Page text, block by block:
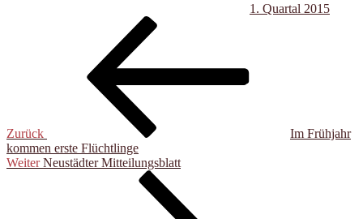
1. Quartal 2015
Beitragsnavigation
Zurück
Im Frühjahr
kommen erste Flüchtlinge
Nächster
Weiter Neustädter Mitteilungsblatt